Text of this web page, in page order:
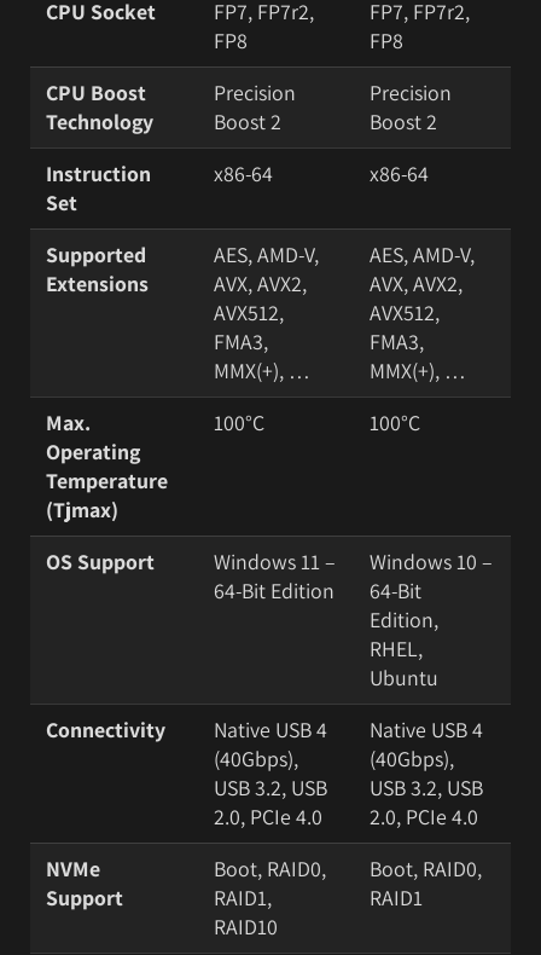
CPU Socket
FP7, FP7r2,
FP8
FP7, FP7r2,
FP8
CPU Boost
Technology
Precision
Boost 2
Precision
Boost 2
Instruction
Set
x86-64 x86-64
Supported
Extensions
AES, AMD-V,
AVX, AVX2,
AVX512,
FMA3,
MMX(+), …
AES, AMD-V,
AVX, AVX2,
AVX512,
FMA3,
MMX(+), …
Max.
Operating
Temperature
(Tjmax)
100°C 100°C
OS Support
Windows 11 –
64-Bit Edition
Windows 10 –
64-Bit
Edition,
RHEL,
Ubuntu
Connectivity
Native USB 4
(40Gbps),
USB 3.2, USB
2.0, PCIe 4.0
Native USB 4
(40Gbps),
USB 3.2, USB
2.0, PCIe 4.0
NVMe
Support
Boot, RAID0,
RAID1,
RAID10
Boot, RAID0,
RAID1